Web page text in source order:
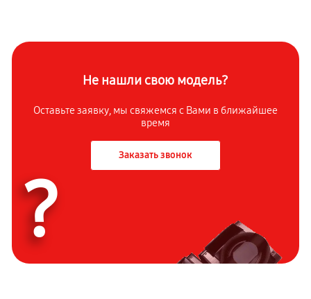
Не нашли свою модель?
Оставьте заявку, мы свяжемся с Вами в ближайшее
время
Заказать звонок
?